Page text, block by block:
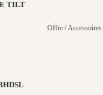
TILT
Offre / Accessoires